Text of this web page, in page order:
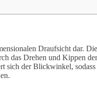
Draufsicht dar.
das Drehen und Kippen
sich der Blickwinkel, sodass